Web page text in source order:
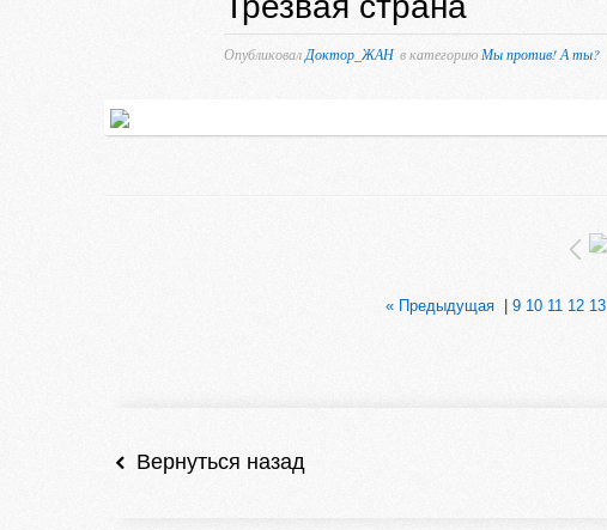
ОпубликовалДоктор_ЖАН в категорию Мы против! А ты?
« Предыдущая 9 10 11 12 13
Вернуться назад